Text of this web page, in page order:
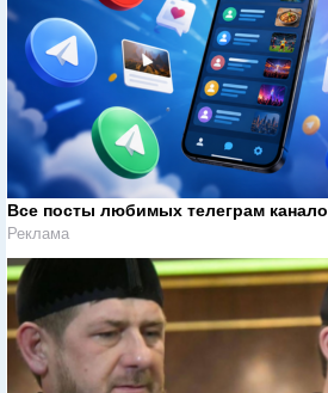
Все посты любимых телеграм
Реклама